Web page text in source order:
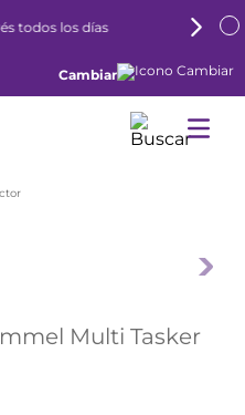
todos los días
Cambiar
Multi Tasker